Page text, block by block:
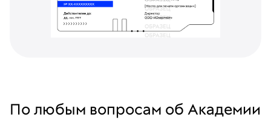
По любым вопросам об Академии